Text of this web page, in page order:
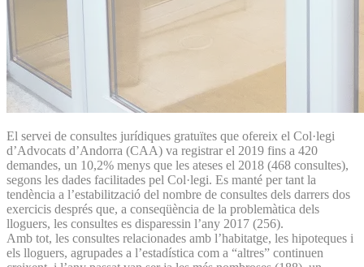
El servei de consultes jurídiques gratuïtes que ofereix el Col·legi
d’Advocats d’Andorra (CAA) va registrar el 2019 fins a 420
demandes, un 10,2% menys que les ateses el 2018 (468 consultes),
segons les dades facilitades pel Col·legi. Es manté per tant la
tendència a l’estabilització del nombre de consultes dels darrers dos
exercicis després que, a conseqüència de la problemàtica dels
lloguers, les consultes es disparessin l’any 2017 (256).
Amb tot, les consultes relacionades amb l’habitatge, les hipoteques i
els lloguers, agrupades a l’estadística com a “altres” continuen